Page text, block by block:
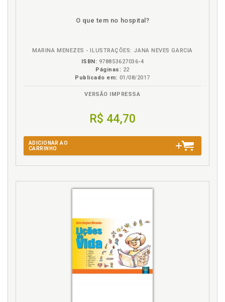
O que tem no hospital?
MARINA MENEZES - ILUSTRAÇÕES: JANA NEVES GARCIA
ISBN: 978853627036-4
Páginas: 22
Publicado em: 01/08/2017
VERSÃO IMPRESSA
R$ 44,70
ADICIONAR AO
CARRINHO